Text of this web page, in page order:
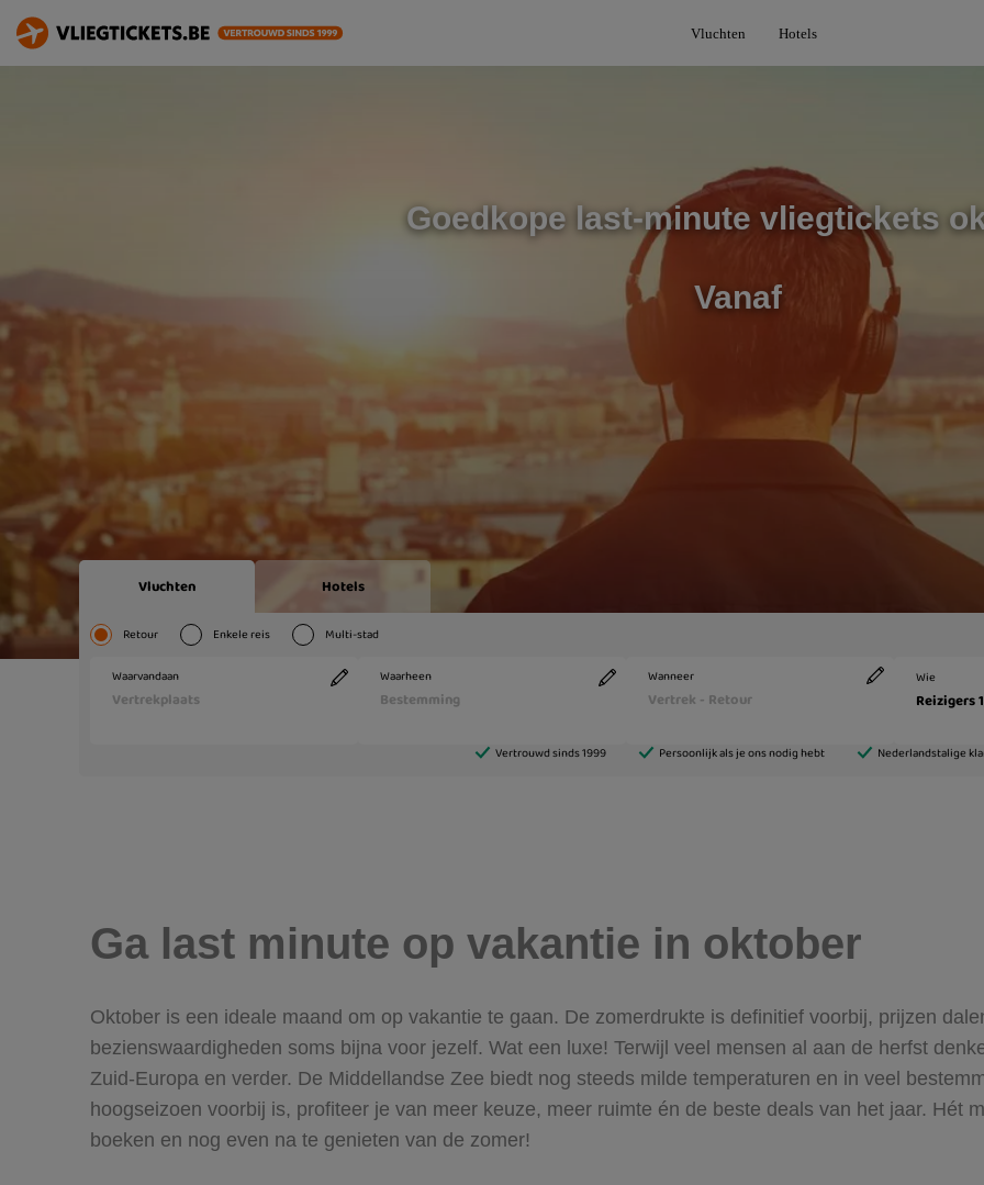
Vluchten Hotels
Goedkope last-minute vliegtickets
Vanaf
Ga last minute op vakantie in oktober
Oktober is een ideale maand om op vakantie te gaan. De zomerdrukte is definitief voorbij, prijzen
bezienswaardigheden soms bijna voor jezelf. Wat een luxe! Terwijl veel mensen al aan de herfst
Zuid-Europa en verder. De Middellandse Zee biedt nog steeds milde temperaturen en in veel
hoogseizoen voorbij is, profiteer je van meer keuze, meer ruimte én de beste deals van het jaar. Hét
boeken en nog even na te genieten van de zomer!